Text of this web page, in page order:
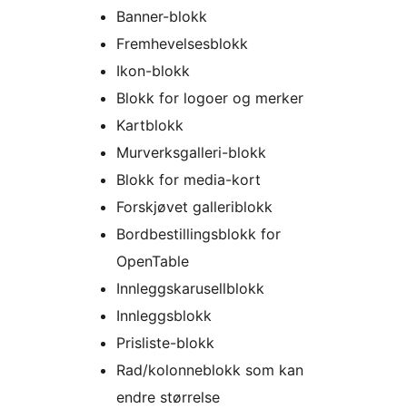
Banner-blokk
Fremhevelsesblokk
Ikon-blokk
Blokk for logoer og merker
Kartblokk
Murverksgalleri-blokk
Blokk for media-kort
Forskjøvet galleriblokk
Bordbestillingsblokk for
OpenTable
Innleggskarusellblokk
Innleggsblokk
Prisliste-blokk
Rad/kolonneblokk som kan
endre størrelse